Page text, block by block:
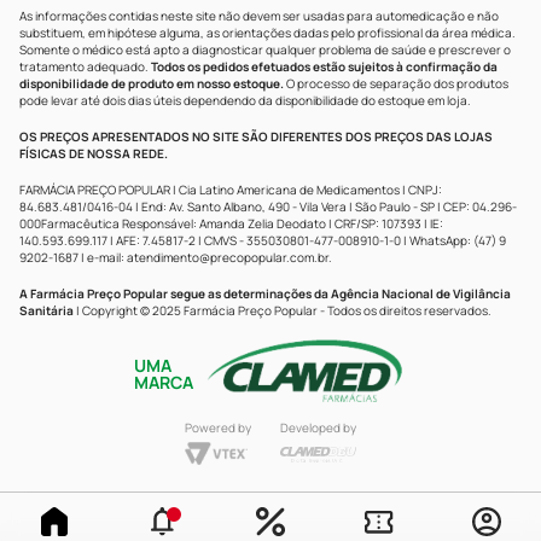
As informações contidas neste site não devem ser usadas para automedicação e não
substituem, em hipótese alguma, as orientações dadas pelo profissional da área médica.
Somente o médico está apto a diagnosticar qualquer problema de saúde e prescrever o
tratamento adequado. Todos os pedidos efetuados estão sujeitos à confirmação da
disponibilidade de produto em nosso estoque.O processo de separação dos produtos
pode levar até dois dias úteis dependendo da disponibilidade do estoque em loja.
OS PREÇOS APRESENTADOS NO SITE SÃO DIFERENTES DOS PREÇOS DAS LOJAS
FÍSICAS DE NOSSA REDE.
FARMÁCIA PREÇO POPULAR | Cia Latino Americana de Medicamentos | CNPJ:
84.683.481/0416-04 | End: Av. Santo Albano, 490 - Vila Vera | São Paulo - SP | CEP: 04.296-
000Farmacêutica Responsável: Amanda Zelia Deodato | CRF/SP: 107393 | IE:
140.593.699.117 | AFE: 7.45817-2 | CMVS - 355030801-477-008910-1-0 | WhatsApp: (47) 9
9202-1687 | e-mail: atendimento@precopopular.com.br.
A Farmácia Preço Popular segue as determinações da Agência Nacional de Vigilância
Sanitária | Copyright © 2025 Farmácia Preço Popular - Todos os direitos reservados.
UMA
MARCA
Powered by Developed by